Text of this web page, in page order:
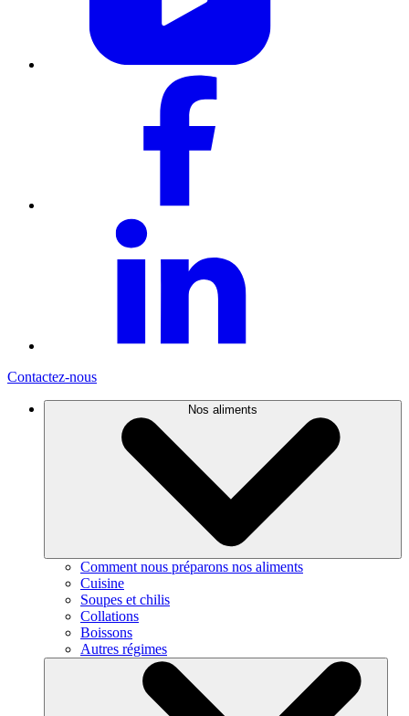
Contactez-nous
Nos aliments
Comment nous préparons nos aliments
Cuisine
Soupes et chilis
Collations
Boissons
Autres régimes